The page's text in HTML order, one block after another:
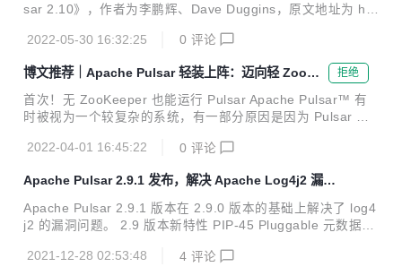
sar 2.10》，作者为李鹏辉、Dave Duggins，原文地址为 htt
n-apache-pulsar-210/。 倍受期待的 Apache Pulsar 2.10.0
版本近期已发布！新版本涵盖 99 位贡献者提供的改进和错误
修复，并提交了 800 余次变更。除了之前为大家介绍的减轻
ZooKeeper 依赖 和自动化集群故障转移 特性外，Pulsar 2.1
0.0 版本还包含十余项重...
2022-05-30 16:32:25 0 评论
博文推荐｜Apache Pulsar 轻装上阵：迈向轻 ZooKe
eper 时代
拒绝
首次！无 ZooKeeper 也能运行 Pulsar Apache Pulsar™ 有
时被视为一个较复杂的系统，有一部分原因是因为 Pulsar 使
r 就使用 ZooKeeper 存储分配给 topic 的 broker 信息、topic
额外组件便加深了大家对于 Pulsar 是一个复杂系统的印象。
为了简化 Pulsar 的部署，社区发起了一项计划——Pulsar 改
进规划 PIP-45 来减轻对 ZooKeeper 的依赖，同时用可插拔
的框架来替代。这...
2022-04-01 16:45:22 0 评论
Apache Pulsar 2.9.1 发布，解决 Apache Log4j2 漏洞
的最新发布版本！
Apache Pulsar 2.9.1 版本在 2.9.0 版本的基础上解决了 log4
j2 的漏洞问题。 2.9 版本新特性 PIP-45 Pluggable 元数据接
弹性、稳定性、减少代码重复等 Pulsar IO：引入 Oracle Deb
2021-12-28 02:53:48 4 评论